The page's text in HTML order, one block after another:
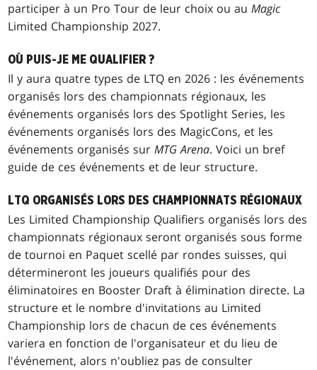
participer à un Pro Tour de leur choix ou auMagic
Limited Championship 2027.
OÙ PUIS-JE ME QUALIFIER ?
Il y aura quatre types de LTQ en 2026 : les événements
organisés lors des championnats régionaux, les
événements organisés lors des Spotlight Series, les
événements organisés lors des MagicCons, et les
événements organisés surMTG Arena. Voici un bref
guide de ces événements et de leur structure.
LTQ ORGANISÉS LORS DES CHAMPIONNATS RÉGIONAUX
Les Limited Championship Qualifiers organisés lors des
championnats régionaux seront organisés sous forme
de tournoi en Paquet scellé par rondes suisses, qui
détermineront les joueurs qualifiés pour des
éliminatoires en Booster Draft à élimination directe. La
structure et le nombre d'invitations au Limited
Championship lors de chacun de ces événements
variera en fonction de l'organisateur et du lieu de
l'événement, alors n'oubliez pas de consulter